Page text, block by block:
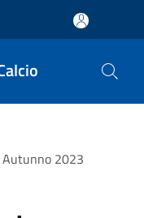
Autunno 2023